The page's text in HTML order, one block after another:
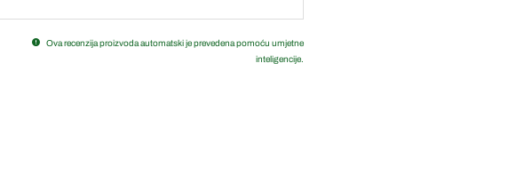
Ova recenzija proizvoda automatski je prevedena pomoću umjetne
inteligencije.